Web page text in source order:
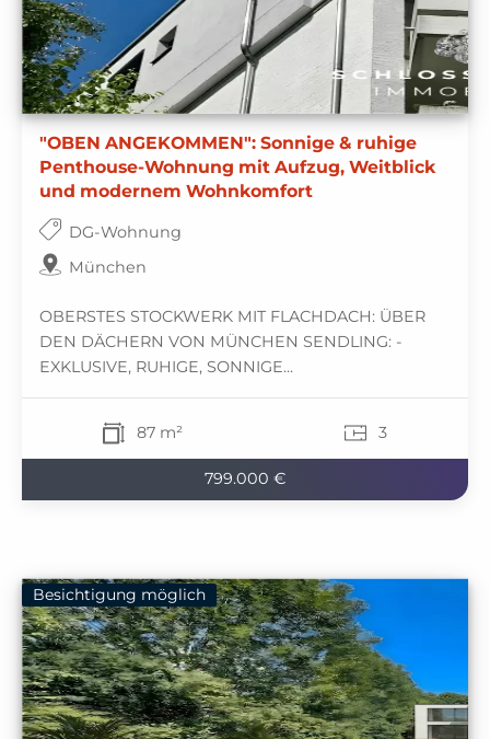
"OBEN ANGEKOMMEN": Sonnige & ruhige
Penthouse-Wohnung mit Aufzug, Weitblick
und modernem Wohnkomfort
DG-Wohnung
München
OBERSTES STOCKWERK MIT FLACHDACH: ÜBER
DEN DÄCHERN VON MÜNCHEN SENDLING: -
EXKLUSIVE, RUHIGE, SONNIGE...
87 m² 3
799.000 €
Besichtigung möglich